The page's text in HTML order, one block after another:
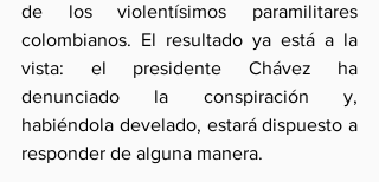
de los violentísimos paramilitares
colombianos. El resultado ya está a la
vista: el presidente Chávez ha
denunciado la conspiración y,
habiéndola develado, estará dispuesto a
responder de alguna manera.